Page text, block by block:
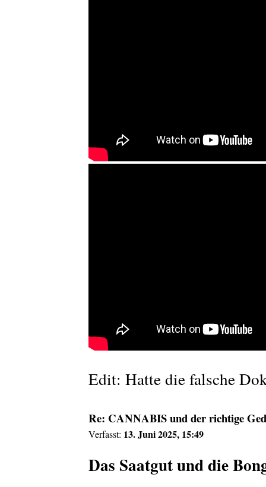
Edit: Hatte die falsche
Re: CANNABIS und der richtige
Verfasst: 13. Juni 2025, 15:49
Das Saatgut und die